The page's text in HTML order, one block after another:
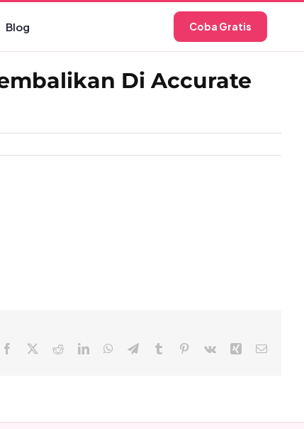
Blog Coba Gratis
Di Accurate
Facebook RedditLinkedInWhatsApp
TelegramTumblr Pinterest
Vk Xing Email